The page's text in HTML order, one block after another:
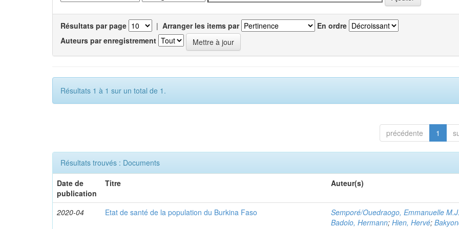
Résultats par page | Arranger les items par
En ordre
Auteurs par enregistrement
Résultats 1 à 1 sur un total de 1.
précédente 1
Résultats trouvés : Documents
Date de
publication
Titre Auteur(s)
2020-04 Etat de santé de la population du Burkina Faso Semporé/Ouedraogo, Emmanuelle
Badolo, Hermann;Hien, Hervé;